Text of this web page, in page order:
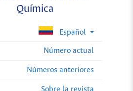
Química
Español
Número actual
Números anteriores
Sobre la revista